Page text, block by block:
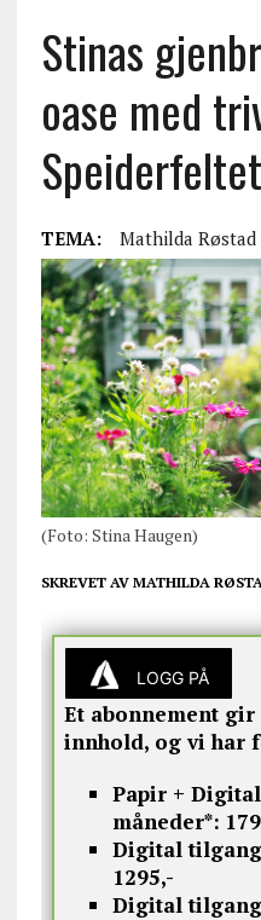
Stinas
oase med
Speiderfeltet
TEMA: Mathilda Røstad
(Foto: Stina Haugen)
SKREVET AV MATHILDA
LOGG PÅ
Et abonnement
innhold, og vi har
Papir +
måneder*:
Digital
1295,-
Digital